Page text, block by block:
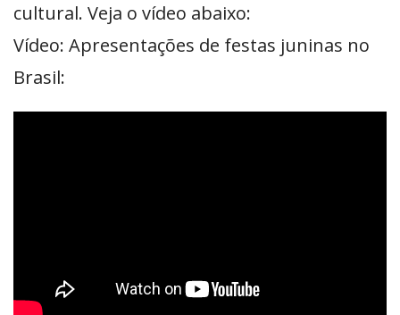
cultural. Veja o vídeo abaixo:
Vídeo: Apresentações de festas juninas no
Brasil: